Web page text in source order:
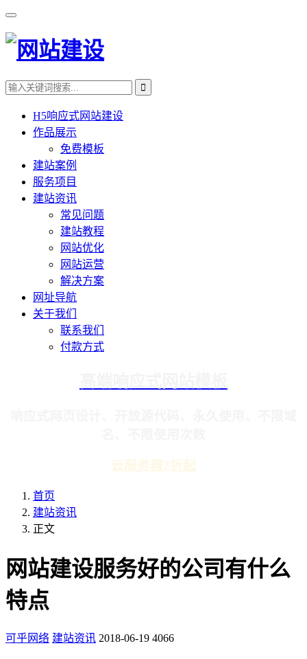
H5响应式网站建设
作品展示
免费模板
建站案例
服务项目
建站资讯
常见问题
建站教程
网站优化
网站运营
解决方案
网址导航
关于我们
联系我们
付款方式
云服务器2折起
首页
建站资讯
正文
网站建设服务好的公司有什么
特点
可乎网络 建站资讯 2018-06-19 4066